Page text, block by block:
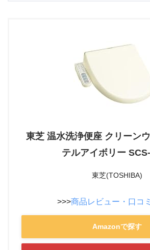
東芝 温水洗浄便座 クリーン
テルアイボリー
東芝(TOSHIBA)
>>>商品レビュー・口コ
Amazonで探す